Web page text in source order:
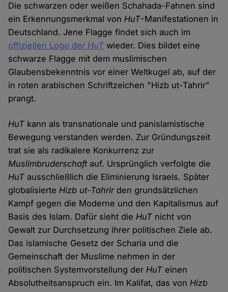
Die schwarzen oder weißen Schahada-Fahnen sind
ein Erkennungsmerkmal vonHuT-Manifestationen in
Deutschland. Jene Flagge findet sich auch im
offiziellen Logo der HuT wieder. Dies bildet eine
schwarze Flagge mit dem muslimischen
Glaubensbekenntnis vor einer Weltkugel ab, auf der
in roten arabischen Schriftzeichen "Hizb ut-Tahrir"
prangt.
HuT kann als transnationale und panislamistische
Bewegung verstanden werden. Zur Gründungszeit
trat sie als radikalere Konkurrenz zur
Muslimbruderschaftauf. Ursprünglich verfolgte die
HuT ausschließlich die Eliminierung Israels. Später
globalisierteHizb ut-Tahrirden grundsätzlichen
Kampf gegen die Moderne und den Kapitalismus auf
Basis des Islam. Dafür sieht dieHuT nicht von
Gewalt zur Durchsetzung ihrer politischen Ziele ab.
Das islamische Gesetz der Scharia und die
Gemeinschaft der Muslime nehmen in der
politischen Systemvorstellung derHuT einen
Absolutheitsanspruch ein. Im Kalifat, das vonHizb